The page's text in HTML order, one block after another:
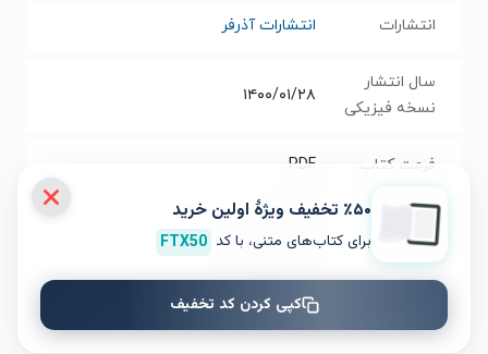
انتشارات انتشارات آذرفر
سال انتشار
نسخه فیزیکی
۱۴۰۰/۰۱/۲۸
فرمت کتاب PDF
کتاب
۰.۸۶ مگابایت
۹۷۸۶۲۲۷۸۷۹۶۱۲
٪۵۰ تخفیف ویژۀ اولین خرید
برای کتاب‌های متنی، با کد FTX50
کپی کردن کد تخفیف